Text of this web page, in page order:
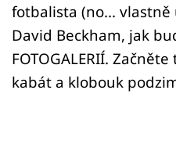
Sledujte nás
fotbalista (no...
David Beckham, jak
FOTOGALERIÍ.
kabát a klobouk